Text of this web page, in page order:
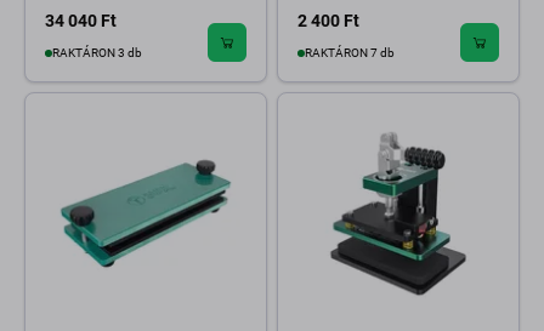
34 040 Ft
RAKTÁRON 3 db
2 400 Ft
RAKTÁRON 7 db